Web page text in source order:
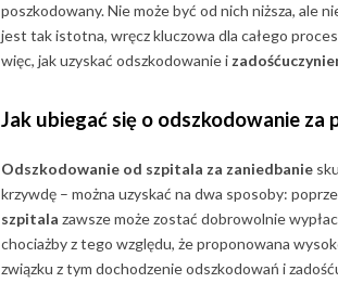
poszkodowany. Nie może być od nich niższa, ale
jest tak istotna, wręcz kluczowa dla całego
więc, jak uzyskać odszkodowanie i
Jak ubiegać się o odszkodowanie za
Odszkodowanie od szpitala za zaniedbanie
krzywdę – można uzyskać na dwa sposoby:
szpitala zawsze może zostać dobrowolnie
chociażby z tego względu, że proponowana
związku z tym dochodzenie odszkodowań i